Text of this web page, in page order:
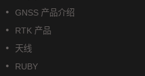
GNSS 产品介绍
RTK 产品
天线
RUBY